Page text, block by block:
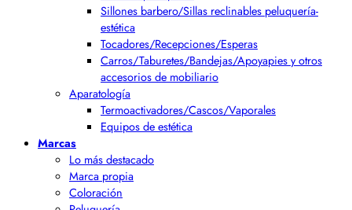
Sillones barbero/Sillas reclinables peluquería-
estética
Tocadores/Recepciones/Esperas
Carros/Taburetes/Bandejas/Apoyapies y otros
accesorios de mobiliario
Aparatología
Termoactivadores/Cascos/Vaporales
Equipos de estética
Marcas
Lo más destacado
Marca propia
Coloración